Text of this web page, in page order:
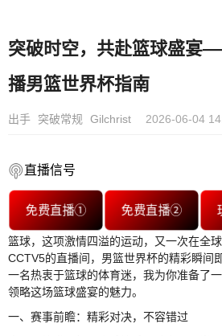
突破时空，共赴篮球盛宴
播男篮世界杯指南
出手 突破常规 Gilchrist 2026-06-04
直播信号
免费直播① 免费直播②
篮球，这项激情四溢的运动，又一次在全
CCTV5的直播间，男篮世界杯的精彩瞬间
一名热衷于篮球的体育迷，我为你准备了
领略这场篮球盛宴的魅力。
一、赛事前瞻：精彩对决，不容错过